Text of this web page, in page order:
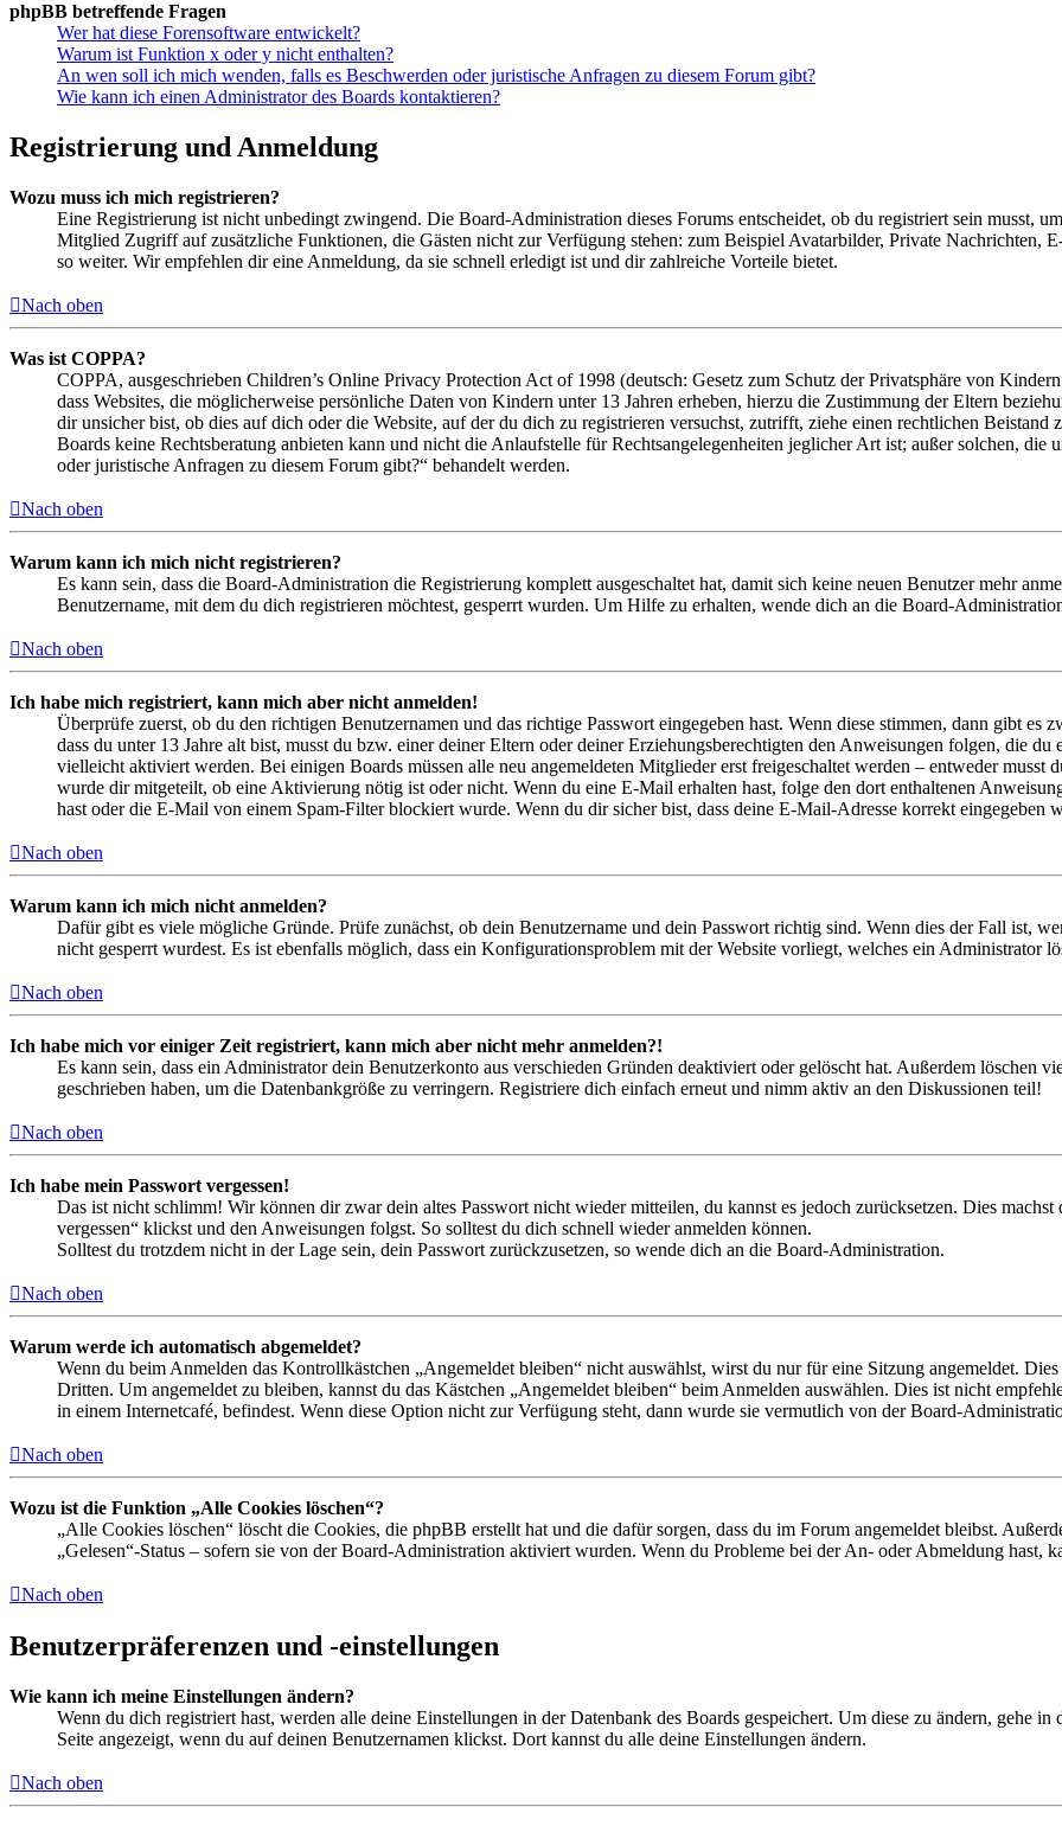
phpBB betreffende Fragen
Wer hat diese Forensoftware entwickelt?
Warum ist Funktion x oder y nicht enthalten?
An wen soll ich mich wenden, falls es Beschwerden oder juristische Anfragen zu diesem Forum gibt?
Wie kann ich einen Administrator des Boards kontaktieren?
Registrierung und Anmeldung
Wozu muss ich mich registrieren?
Eine Registrierung ist nicht unbedingt zwingend. Die Board-Administration dieses Forums entscheidet, ob du registriert sein musst,
Mitglied Zugriff auf zusätzliche Funktionen, die Gästen nicht zur Verfügung stehen: zum Beispiel Avatarbilder, Private Nachrichten,
so weiter. Wir empfehlen dir eine Anmeldung, da sie schnell erledigt ist und dir zahlreiche Vorteile bietet.
Nach oben
Was ist COPPA?
COPPA, ausgeschrieben Children’s Online Privacy Protection Act of 1998 (deutsch: Gesetz zum Schutz der Privatsphäre von
dass Websites, die möglicherweise persönliche Daten von Kindern unter 13 Jahren erheben, hierzu die Zustimmung der Eltern
dir unsicher bist, ob dies auf dich oder die Website, auf der du dich zu registrieren versuchst, zutrifft, ziehe einen rechtlichen
Boards keine Rechtsberatung anbieten kann und nicht die Anlaufstelle für Rechtsangelegenheiten jeglicher Art ist; außer solchen,
oder juristische Anfragen zu diesem Forum gibt?“ behandelt werden.
Nach oben
Warum kann ich mich nicht registrieren?
Es kann sein, dass die Board-Administration die Registrierung komplett ausgeschaltet hat, damit sich keine neuen Benutzer mehr
Benutzername, mit dem du dich registrieren möchtest, gesperrt wurden. Um Hilfe zu erhalten, wende dich an die Board-
Nach oben
Ich habe mich registriert, kann mich aber nicht anmelden!
Überprüfe zuerst, ob du den richtigen Benutzernamen und das richtige Passwort eingegeben hast. Wenn diese stimmen, dann gibt es
dass du unter 13 Jahre alt bist, musst du bzw. einer deiner Eltern oder deiner Erziehungsberechtigten den Anweisungen folgen, die
vielleicht aktiviert werden. Bei einigen Boards müssen alle neu angemeldeten Mitglieder erst freigeschaltet werden – entweder musst
wurde dir mitgeteilt, ob eine Aktivierung nötig ist oder nicht. Wenn du eine E-Mail erhalten hast, folge den dort enthaltenen
hast oder die E-Mail von einem Spam-Filter blockiert wurde. Wenn du dir sicher bist, dass deine E-Mail-Adresse korrekt eingegeben
Nach oben
Warum kann ich mich nicht anmelden?
Dafür gibt es viele mögliche Gründe. Prüfe zunächst, ob dein Benutzername und dein Passwort richtig sind. Wenn dies der Fall ist,
nicht gesperrt wurdest. Es ist ebenfalls möglich, dass ein Konfigurationsproblem mit der Website vorliegt, welches ein Administrator
Nach oben
Ich habe mich vor einiger Zeit registriert, kann mich aber nicht mehr anmelden?!
Es kann sein, dass ein Administrator dein Benutzerkonto aus verschieden Gründen deaktiviert oder gelöscht hat. Außerdem löschen
geschrieben haben, um die Datenbankgröße zu verringern. Registriere dich einfach erneut und nimm aktiv an den Diskussionen teil!
Nach oben
Ich habe mein Passwort vergessen!
Das ist nicht schlimm! Wir können dir zwar dein altes Passwort nicht wieder mitteilen, du kannst es jedoch zurücksetzen. Dies
vergessen“ klickst und den Anweisungen folgst. So solltest du dich schnell wieder anmelden können.
Solltest du trotzdem nicht in der Lage sein, dein Passwort zurückzusetzen, so wende dich an die Board-Administration.
Nach oben
Warum werde ich automatisch abgemeldet?
Wenn du beim Anmelden das Kontrollkästchen „Angemeldet bleiben“ nicht auswählst, wirst du nur für eine Sitzung angemeldet.
Dritten. Um angemeldet zu bleiben, kannst du das Kästchen „Angemeldet bleiben“ beim Anmelden auswählen. Dies ist nicht
in einem Internetcafé, befindest. Wenn diese Option nicht zur Verfügung steht, dann wurde sie vermutlich von der Board-
Nach oben
Wozu ist die Funktion „Alle Cookies löschen“?
„Alle Cookies löschen“ löscht die Cookies, die phpBB erstellt hat und die dafür sorgen, dass du im Forum angemeldet bleibst.
„Gelesen“-Status – sofern sie von der Board-Administration aktiviert wurden. Wenn du Probleme bei der An- oder Abmeldung hast,
Nach oben
Benutzerpräferenzen und -einstellungen
Wie kann ich meine Einstellungen ändern?
Wenn du dich registriert hast, werden alle deine Einstellungen in der Datenbank des Boards gespeichert. Um diese zu ändern, gehe
Seite angezeigt, wenn du auf deinen Benutzernamen klickst. Dort kannst du alle deine Einstellungen ändern.
Nach oben